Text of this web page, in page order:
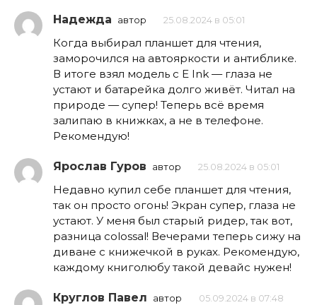
Надежда автор 25.08.2024 в 05:01
Когда выбирал планшет для чтения,
заморочился на автояркости и антиблике.
В итоге взял модель с E Ink — глаза не
устают и батарейка долго живёт. Читал на
природе — супер! Теперь всё время
залипаю в книжках, а не в телефоне.
Рекомендую!
Ярослав Гуров автор 25.08.2024 в 05:01
Недавно купил себе планшет для чтения,
так он просто огонь! Экран супер, глаза не
устают. У меня был старый ридер, так вот,
разница colossal! Вечерами теперь сижу на
диване с книжечкой в руках. Рекомендую,
каждому книголюбу такой девайс нужен!
Круглов Павел автор 05.09.2024 в 07:48